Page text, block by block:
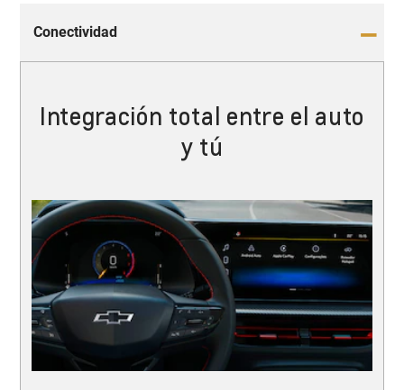
Conectividad
Integración total entre el auto
y tú